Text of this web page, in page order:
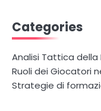
Categories
Analisi Tattica
Ruoli dei Giocatori
Strategie di